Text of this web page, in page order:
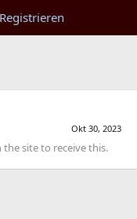
Registrieren
Okt 30, 2023
the site to receive this.